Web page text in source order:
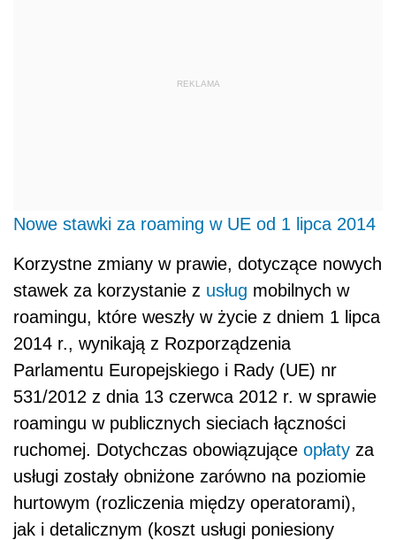
REKLAMA
Nowe stawki za roaming w UE od 1 lipca 2014
Korzystne zmiany w prawie, dotyczące nowych
stawek za korzystanie z usług mobilnych w
roamingu, które weszły w życie z dniem 1 lipca
2014 r., wynikają z Rozporządzenia
Parlamentu Europejskiego i Rady (UE) nr
531/2012 z dnia 13 czerwca 2012 r. w sprawie
roamingu w publicznych sieciach łączności
ruchomej. Dotychczas obowiązujące opłaty za
usługi zostały obniżone zarówno na poziomie
hurtowym (rozliczenia między operatorami),
jak i detalicznym (koszt usługi poniesiony